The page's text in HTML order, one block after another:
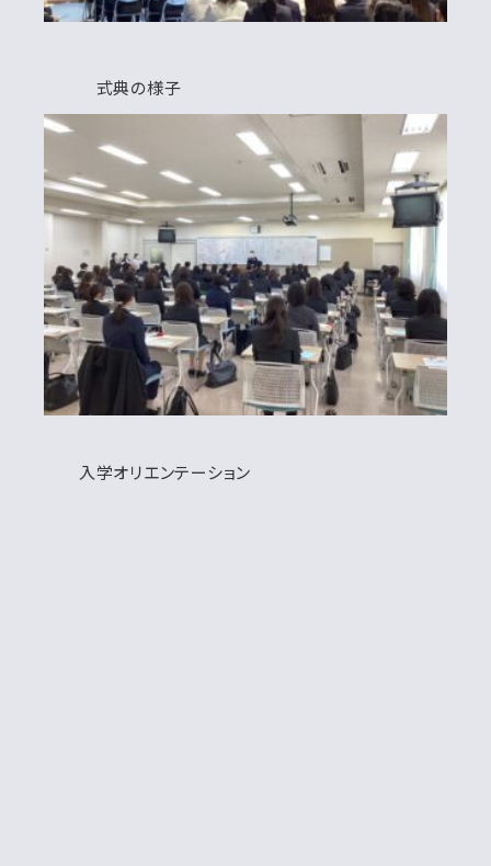
式典の様子
入学オリエンテーション